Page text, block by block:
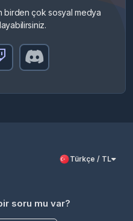
birden çok sosyal medya
Türkçe / TL
soru mu var?